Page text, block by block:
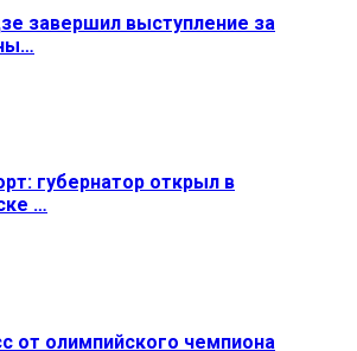
завершил выступление за
губернатор открыл в
…
от олимпийского чемпиона